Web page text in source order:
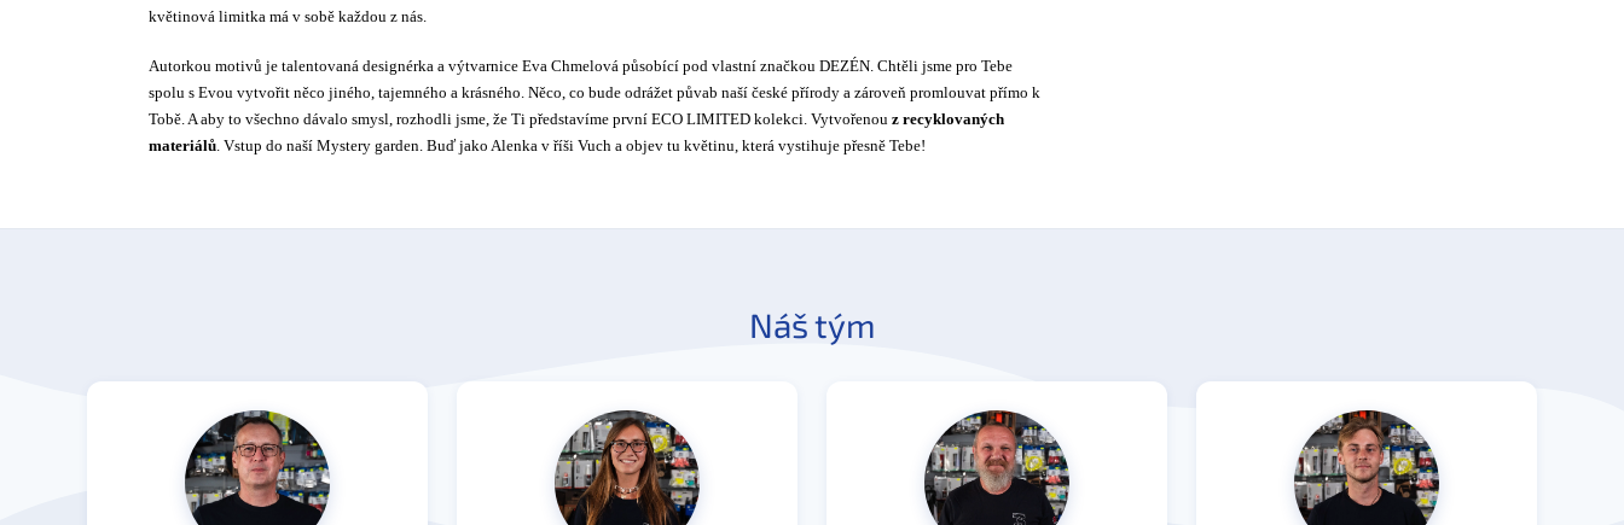
květinová limitka má v sobě každou z nás.
Autorkou motivů je talentovaná designérka a výtvarnice Eva Chmelová působící pod vlastní značkou DEZÉN. Chtěli jsme pro Tebe
spolu s Evou vytvořit něco jiného, tajemného a krásného. Něco, co bude odrážet půvab naší české přírody a zároveň promlouvat přímo k
Tobě. A aby to všechno dávalo smysl, rozhodli jsme, že Ti představíme první ECO LIMITED kolekci. Vytvořenou z recyklovaných
materiálů Vstup do naší Mystery garden. Buď jako Alenka v říši Vuch a objev tu květinu, která vystihuje přesně Tebe!
Náš tým